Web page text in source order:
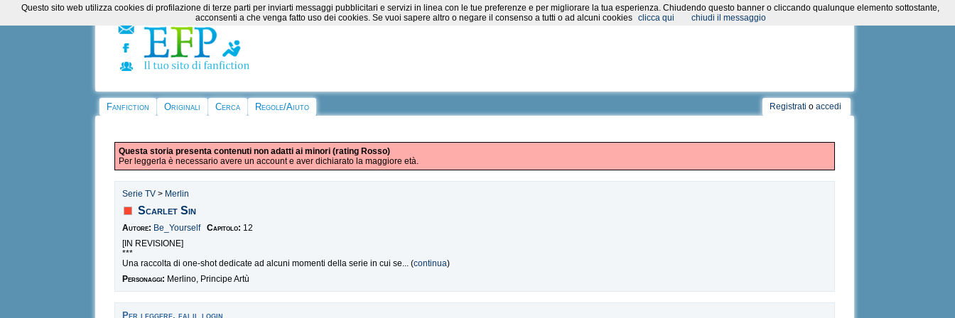
Fanfiction Originali Cerca Regole/Aiuto Registrati o accedi
Questa storia presenta contenuti non adatti ai minori (rating Rosso)
Per leggerla è necessario avere un account e aver dichiarato la maggiore età.
Serie TV > Merlin
Scarlet Sin
Autore: Be_Yourself Capitolo: 12
[IN REVISIONE]
***
Una raccolta di one-shot dedicate ad alcuni momenti della serie in cui se... (continua)
Personaggi: Merlino, Principe Artù
Per leggere, fai il login
Questo sito web utilizza cookies di profilazione di terze parti per inviarti messaggi pubblicitari e servizi in linea con le tue preferenze e per migliorare la tua esperienza. Chiudendo questo banner o cliccando qualunque elemento sottostante,
acconsenti a che venga fatto uso dei cookies. Se vuoi sapere altro o negare il consenso a tutti o ad alcuni cookies
clicca qui chiudi il messaggio